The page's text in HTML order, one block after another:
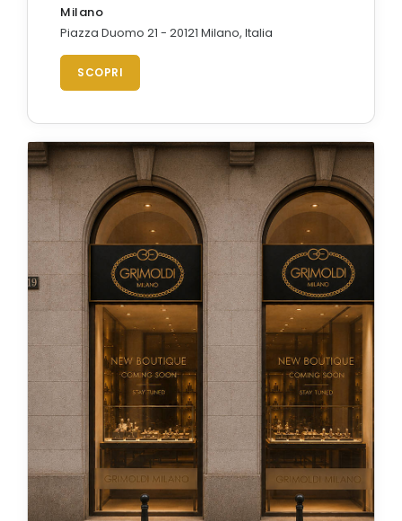
Milano
Piazza Duomo 21 - 20121 Milano, Italia
SCOPRI